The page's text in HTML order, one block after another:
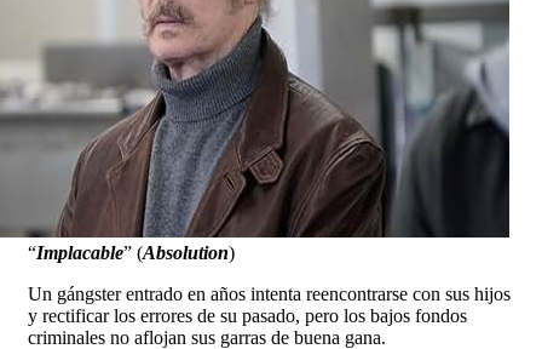
“Implacable” (Absolution)
Un gángster entrado en años intenta reencontrarse con sus hijos
y rectificar los errores de su pasado, pero los bajos fondos
criminales no aflojan sus garras de buena gana.